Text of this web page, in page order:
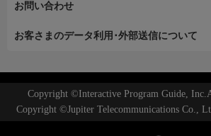
お問い合わせ
お客さまのデータ利用･外部送信について
Copyright ©Interactive Program Guide,
Copyright ©Jupiter Telecommunications Co.,